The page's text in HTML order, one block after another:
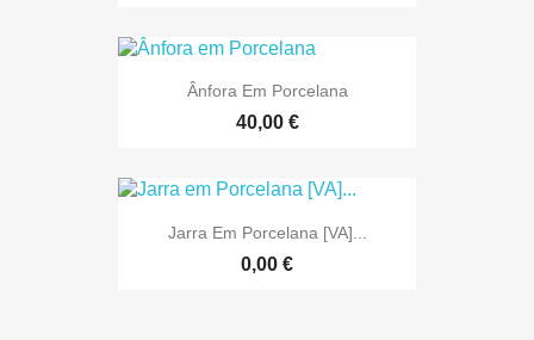
Ânfora Em Porcelana
40,00 €
Jarra Em Porcelana [VA]...
0,00 €